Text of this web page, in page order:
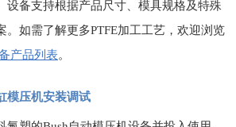
设备支持根据产品尺寸、模具规格及特殊
。如需了解更多PTFE加工工艺，欢迎浏览
产品列表。
模压机安装调试